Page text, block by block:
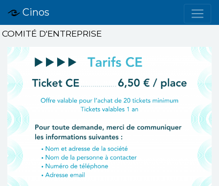
Cinos
COMITÉ D'ENTREPRISE